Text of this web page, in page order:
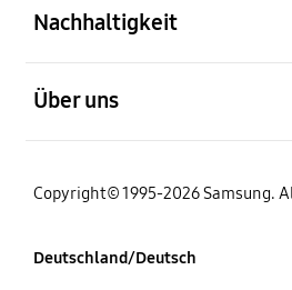
Nachhaltigkeit
Über uns
Copyright© 1995-2026 Samsung.
Deutschland/Deutsch